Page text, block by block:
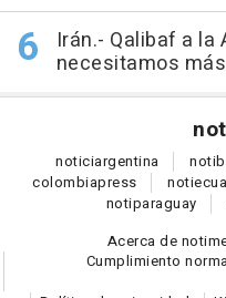
Irán.- Qalibaf a
necesitamos
noticiargentina noti
colombiapress noti
notiparaguay
Acerca de
Cumplimiento